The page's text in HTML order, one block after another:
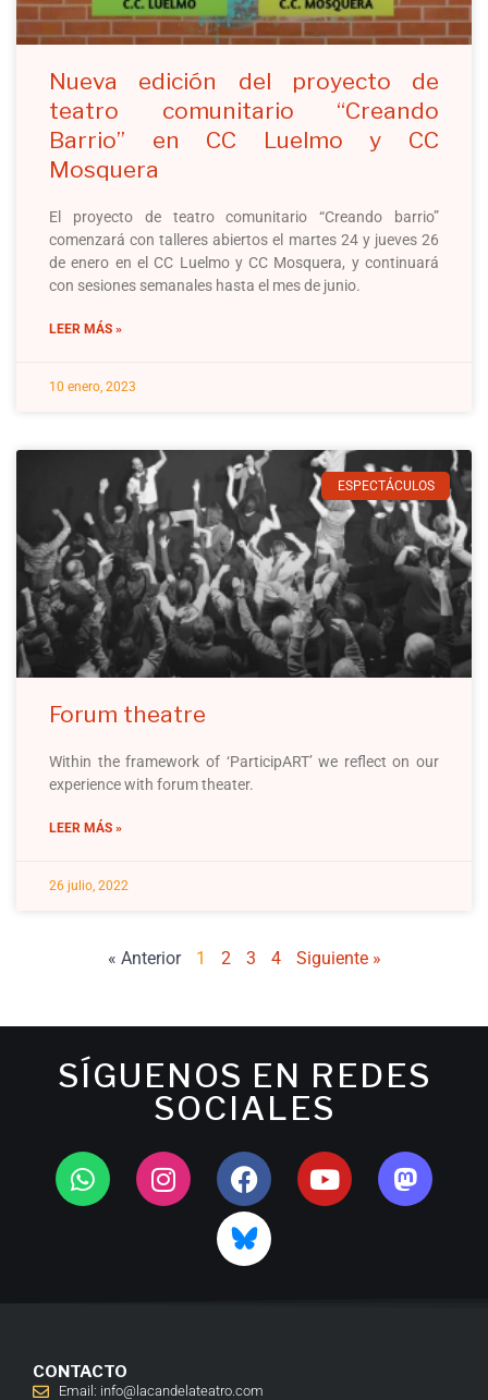
Nueva edición del proyecto de
teatro comunitario “Creando
Barrio” en CC Luelmo y CC
Mosquera
El proyecto de teatro comunitario “Creando barrio”
comenzará con talleres abiertos el martes 24 y jueves 26
de enero en el CC Luelmo y CC Mosquera, y continuará
con sesiones semanales hasta el mes de junio.
LEER MÁS »
10 enero, 2023
ESPECTÁCULOS
Forum theatre
Within the framework of ‘ParticipART’ we reflect on our
experience with forum theater.
LEER MÁS »
26 julio, 2022
« Anterior 1 2 3 4 Siguiente »
SÍGUENOS EN REDES
SOCIALES
CONTACTO
Email: info@lacandelateatro.com